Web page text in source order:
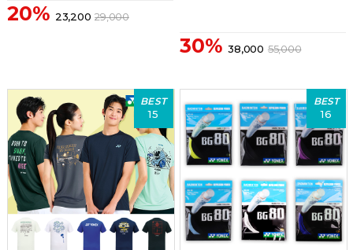
20% 23,200 29,000
30% 38,000 55,000
BEST
15
BEST
16